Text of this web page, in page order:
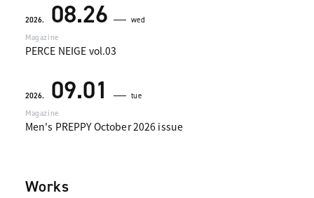
2026. 08.26
wed
Magazine
PERCE NEIGE vol.03
2026. 09.01
tue
Magazine
Men's PREPPY October 2026 issue
Works